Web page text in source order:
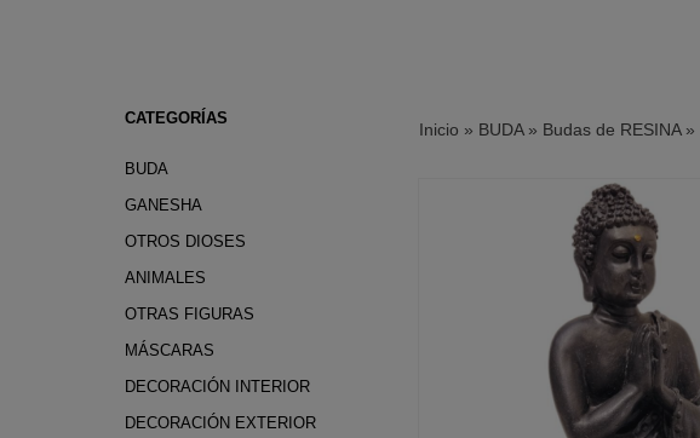
CATEGORÍAS
BUDA
GANESHA
OTROS DIOSES
ANIMALES
OTRAS FIGURAS
MÁSCARAS
DECORACIÓN INTERIOR
DECORACIÓN EXTERIOR
Inicio » BUDA» Budas de RESINA»